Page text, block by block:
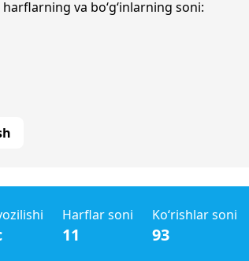
va bo‘g‘inlarning soni:
Harflar soni
11
Ko‘rishlar soni
93